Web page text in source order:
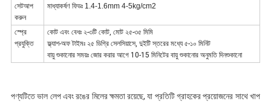
সেটআপ
করুন
মাধ্যাকর্ষণ ফিডঃ 1.4-1.6mm 4-5kg/cm2
স্প্রে
প্রযুক্তি
কোট এবং বেধঃ ২-৩টি কোট, মোট ২৫-৩৫ মিমি
ফ্ল্যাশ-অফ টাইমঃ ২৫ ডিগ্রি সেলসিয়াসে, দুইটি স্তরের মধ্যে ৫-১০ মিনিট
বায়ু শুকানোর সময়ঃ জোর করার আগে 10-15 মিনিটের বায়ু শুকানোর অনুমতি দিনশুকানো
পণ্যটিতে ভাল লেপ এবং রঙের মিলের ক্ষমতা রয়েছে, যা প্রতিটি গ্রাহকের প্রয়োজনের সাথে খাপ